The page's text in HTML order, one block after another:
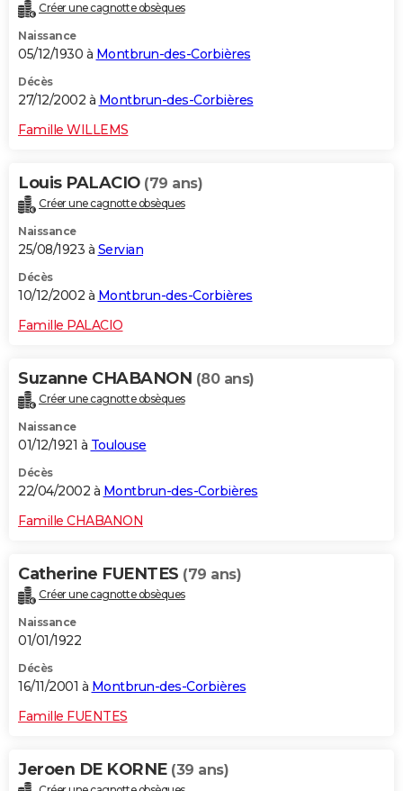
Créer une cagnotte obsèques
Naissance
05/12/1930 à Montbrun-des-Corbières
Décès
27/12/2002 à Montbrun-des-Corbières
Famille WILLEMS
Louis PALACIO (79 ans)
Créer une cagnotte obsèques
Naissance
25/08/1923 à Servian
Décès
10/12/2002 à Montbrun-des-Corbières
Famille PALACIO
Suzanne CHABANON (80 ans)
Créer une cagnotte obsèques
Naissance
01/12/1921 à Toulouse
Décès
22/04/2002 à Montbrun-des-Corbières
Famille CHABANON
Catherine FUENTES (79 ans)
Créer une cagnotte obsèques
Naissance
01/01/1922
Décès
16/11/2001 à Montbrun-des-Corbières
Famille FUENTES
Jeroen DE KORNE (39 ans)